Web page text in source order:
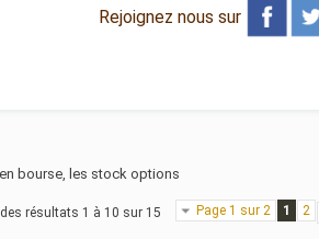
Rejoignez nous sur
bourse, les stock options
Page 1 sur 2 1 2
résultats 1 à 10 sur 15